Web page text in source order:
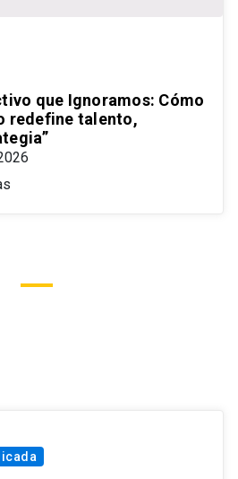
que Ignoramos: Cómo
redefine talento,